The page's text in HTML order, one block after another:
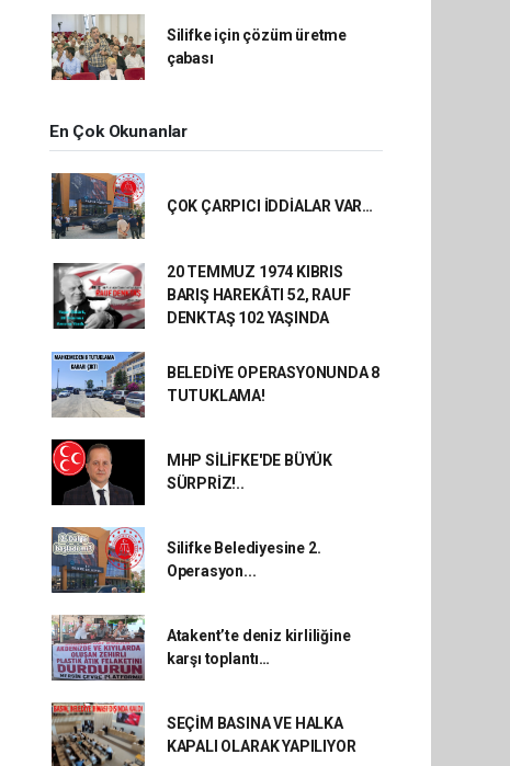
Silifke için çözüm üretme
çabası
En Çok Okunanlar
ÇOK ÇARPICI İDDİALAR VAR…
20 TEMMUZ 1974 KIBRIS
BARIŞ HAREKÂTI 52, RAUF
DENKTAŞ 102 YAŞINDA
BELEDİYE OPERASYONUNDA 8
TUTUKLAMA!
MHP SİLİFKE'DE BÜYÜK
SÜRPRİZ!..
Silifke Belediyesine 2.
Operasyon...
Atakent’te deniz kirliliğine
karşı toplantı…
SEÇİM BASINA VE HALKA
KAPALI OLARAK YAPILIYOR